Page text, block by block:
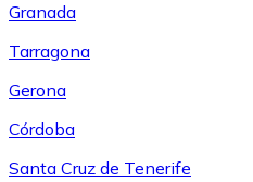
Granada
Tarragona
Gerona
Córdoba
Santa Cruz de Tenerife